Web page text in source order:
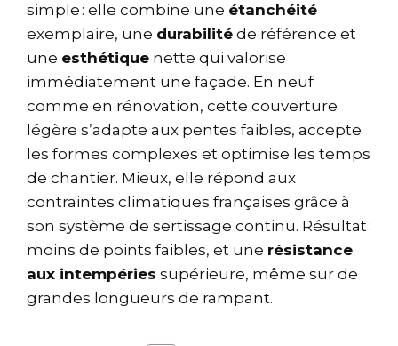
simple : elle combine une étanchéité
exemplaire, une durabilité de référence et
une esthétique nette qui valorise
immédiatement une façade. En neuf
comme en rénovation, cette couverture
légère s’adapte aux pentes faibles, accepte
les formes complexes et optimise les temps
de chantier. Mieux, elle répond aux
contraintes climatiques françaises grâce à
son système de sertissage continu. Résultat :
moins de points faibles, et une résistance
aux intempéries supérieure, même sur de
grandes longueurs de rampant.